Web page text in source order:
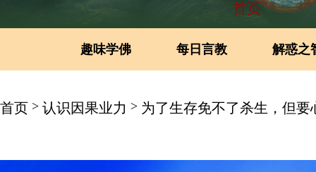
首页
趣味学佛 每日言教 解惑之
首页 > 认识因果业力 > 为了生存免不了杀生，但